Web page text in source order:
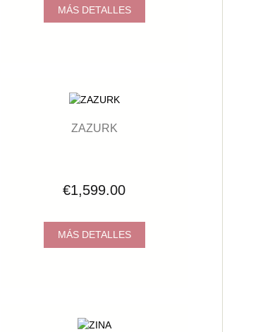
MÁS DETALLES
ZAZURK
€1,599.00
MÁS DETALLES